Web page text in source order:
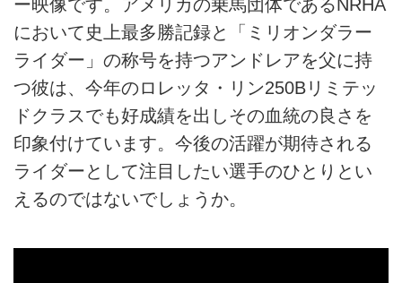
ー映像です。アメリカの乗馬団体であるNRHA
において史上最多勝記録と「ミリオンダラー
ライダー」の称号を持つアンドレアを父に持
つ彼は、今年のロレッタ・リン250Bリミテッ
ドクラスでも好成績を出しその血統の良さを
印象付けています。今後の活躍が期待される
ライダーとして注目したい選手のひとりとい
えるのではないでしょうか。